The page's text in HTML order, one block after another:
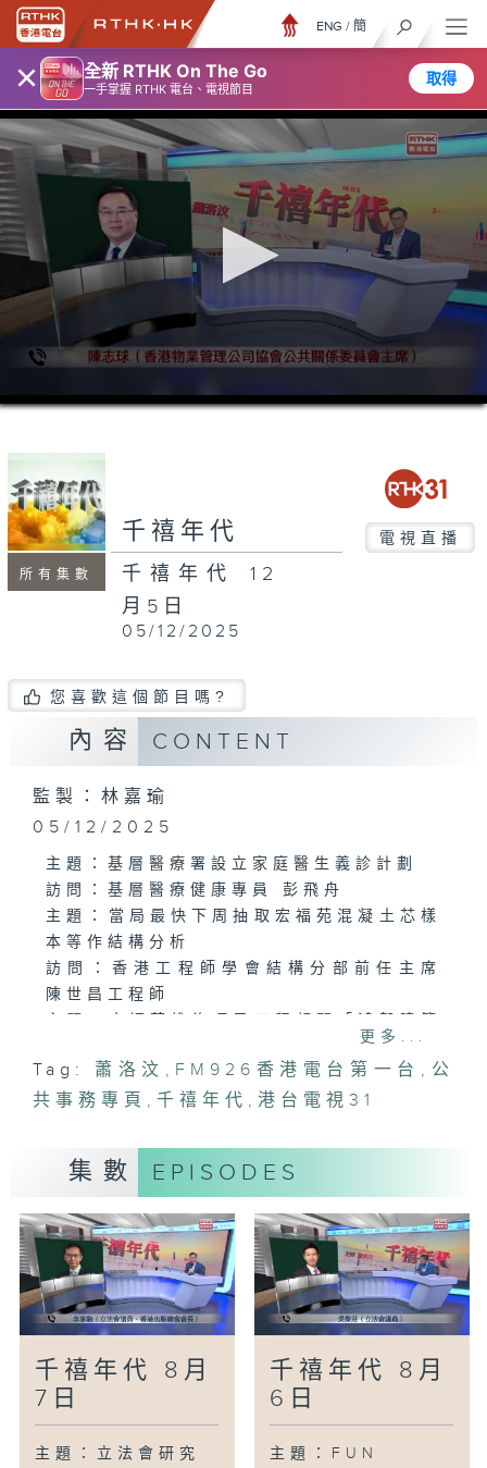
× 全新 RTHK On The Go
一手掌握 RTHK 電台、電視節目
取得
ENG / 簡
0
seconds
24
seconds
所有集數
千禧年代 電視直播
千禧年代 12
月5日
05/12/2025
您喜歡這個節目嗎?
內容 CONTENT
監製：林嘉瑜
05/12/2025
主題：基層醫療署設立家庭醫生義診計劃
訪問：基層醫療健康專員 彭飛舟
主題：當局最快下周抽取宏福苑混凝土芯樣
本等作結構分析
訪問：香港工程師學會結構分部前任主席
陳世昌工程師
訪問：觀塘區議員 李嘉恒
訪問：香港物業管理公司協會公共關係委員
更多...
Tag: 蕭洛汶 , FM926香港電台第一台 , 公
共事務專頁 ,千禧年代 ,港台電視31
集數 EPISODES
千禧年代 8月
7日
主題：立法會研究
千禧年代 8月
6日
主題：FUN